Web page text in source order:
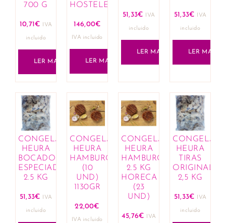
700 G
10,71 € IVA
incluido
LER MAIS
HOSTELERIA
146,00€
IVA incluido
LER MAIS
51,33€ IVA
incluido
LER MAIS
51,33€ IVA
incluido
LER MAIS
CONGELADO
HEURA
BOCADOS
ESPECIADOS
2.5 KG
51,33€ IVA
incluido
CONGELADO
HEURA
HAMBURGUESA
(10
UND)
1130GR
22,00€
IVA incluido
CONGELADO
HEURA
HAMBURGUESA
2.5 KG
HORECA
(23
UND)
45,76€ IVA
HEURA
TIRAS
ORIGINALES
2,5 KG
51,33€ IVA
incluido